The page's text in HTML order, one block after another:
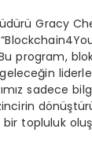
Gracy
program,
sadece
bir topluluk